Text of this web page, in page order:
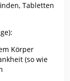
Tabletten
Körper
(so wie